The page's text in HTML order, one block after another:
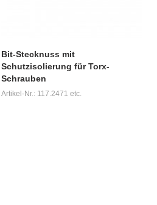
Bit-Stecknuss mit
Schutzisolierung für Torx-
Schrauben
Artikel-Nr.: 117.2471 etc.